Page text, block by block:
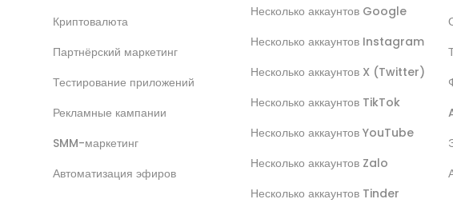
Криптовалюта
Партнёрский маркетинг
Тестирование приложений
Рекламные кампании
SMM-маркетинг
Автоматизация эфиров
Несколько аккаунтов Google
Несколько аккаунтов Instagram
Несколько аккаунтов X (Twitter)
Несколько аккаунтов TikTok
Несколько аккаунтов YouTube
Несколько аккаунтов Zalo
Несколько аккаунтов Tinder